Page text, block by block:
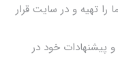
را تهیه و در سایت قرار
و پیشنهادات خود در